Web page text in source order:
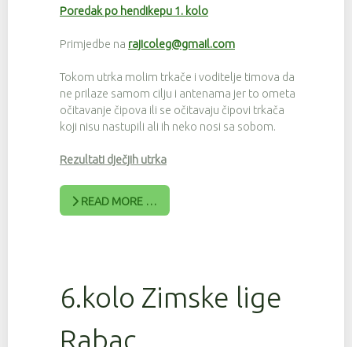
Poredak po hendikepu 1. kolo
Primjedbe na rajicoleg@gmail.com
Tokom utrka molim trkače i voditelje timova da
ne prilaze samom cilju i antenama jer to ometa
očitavanje čipova ili se očitavaju čipovi trkača
koji nisu nastupili ali ih neko nosi sa sobom.
Rezultati dječjih utrka
READ MORE …
6.kolo Zimske lige
Rabac